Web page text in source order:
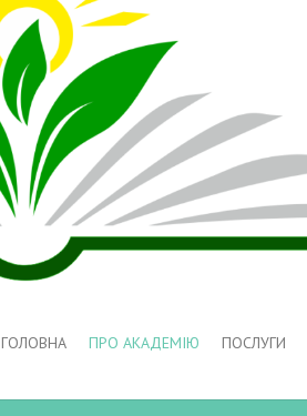
ГОЛОВНА ПРО АКАДЕМІЮ ПОСЛУГИ